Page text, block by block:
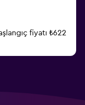
fiyatı ₺622